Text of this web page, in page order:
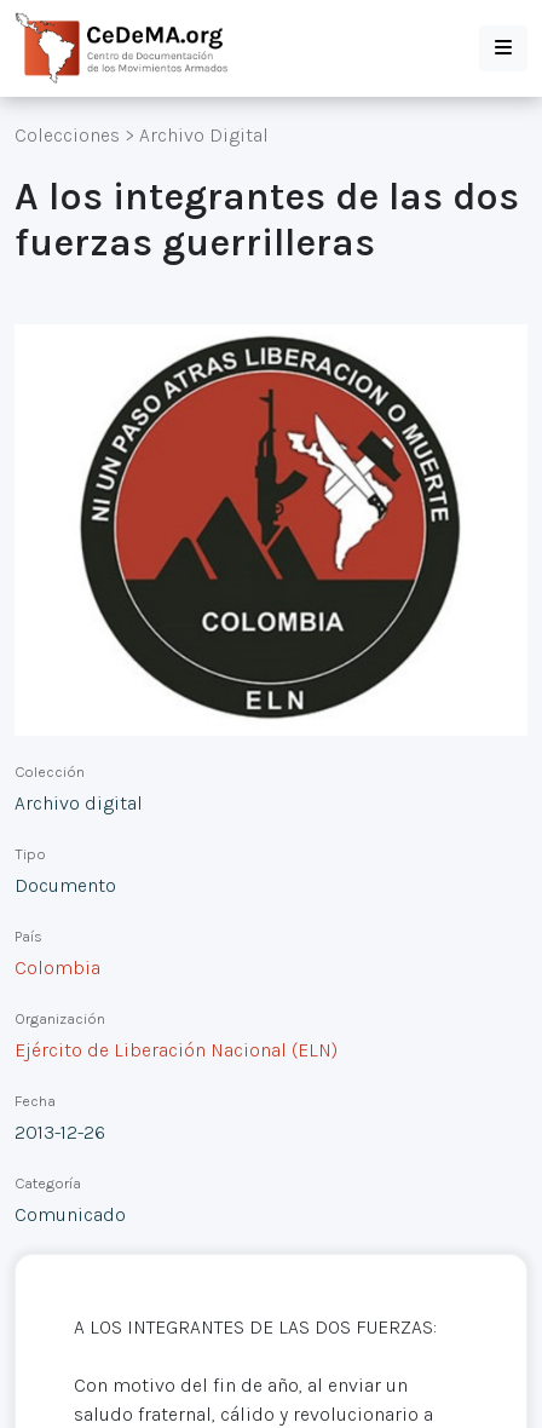
Colecciones > Archivo Digital
A los integrantes de las dos
fuerzas guerrilleras
Colección
Archivo digital
Tipo
Documento
País
Colombia
Organización
Ejército de Liberación Nacional (ELN)
Fecha
2013-12-26
Categoría
Comunicado
A LOS INTEGRANTES DE LAS DOS FUERZAS:
Con motivo del fin de año, al enviar un
saludo fraternal, cálido y revolucionario a